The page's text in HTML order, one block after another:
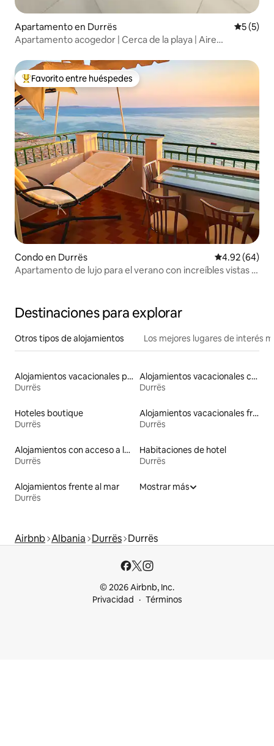
Apartamento en Durrës
5 (5)
Apartamento acogedor | Cerca de la playa | Aire
Favorito entre huéspedes preferido
Favorito entre huéspedes
Condo en Durrës Calificación
4.92 (64)
Apartamento de lujo para el verano con increíbles vistas al
Destinaciones para explorar
Otros tipos de alojamientos Los mejores lugares de interés
Alojamientos vacacionales para familias
Durrës
Alojamientos vacacionales con piscina
Durrës
Hoteles boutique
Durrës
Alojamientos vacacionales frente a la playa
Durrës
Alojamientos con acceso a la playa
Durrës
Habitaciones de hotel
Durrës
Alojamientos frente al mar
Durrës
Mostrar más
Airbnb Albania Durrës Durrës
© 2026 Airbnb, Inc.
Privacidad
Términos